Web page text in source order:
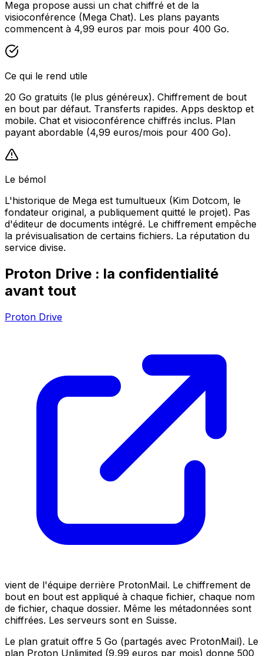
Mega propose aussi un chat chiffré et de la
visioconférence (Mega Chat). Les plans payants
commencent à 4,99 euros par mois pour 400 Go.
Ce qui le rend utile
20 Go gratuits (le plus généreux). Chiffrement de bout
en bout par défaut. Transferts rapides. Apps desktop et
mobile. Chat et visioconférence chiffrés inclus. Plan
payant abordable (4,99 euros/mois pour 400 Go).
Le bémol
L'historique de Mega est tumultueux (Kim Dotcom, le
fondateur original, a publiquement quitté le projet). Pas
d'éditeur de documents intégré. Le chiffrement empêche
la prévisualisation de certains fichiers. La réputation du
service divise.
Proton Drive : la confidentialité
avant tout
Proton Drive
vient de l'équipe derrière ProtonMail. Le chiffrement de
bout en bout est appliqué à chaque fichier, chaque nom
de fichier, chaque dossier. Même les métadonnées sont
chiffrées. Les serveurs sont en Suisse.
Le plan gratuit offre 5 Go (partagés avec ProtonMail). Le
plan Proton Unlimited (9,99 euros par mois) donne 500